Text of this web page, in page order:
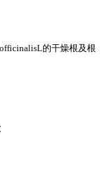
的干燥根及根